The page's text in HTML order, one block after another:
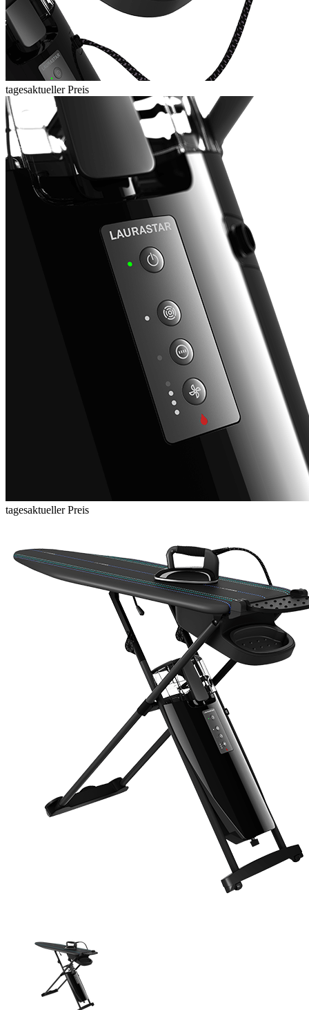
tagesaktueller Preis
tagesaktueller Preis